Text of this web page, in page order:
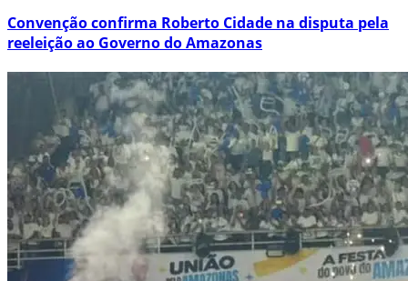
Convenção confirma Roberto Cidade na disputa pela
reeleição ao Governo do Amazonas